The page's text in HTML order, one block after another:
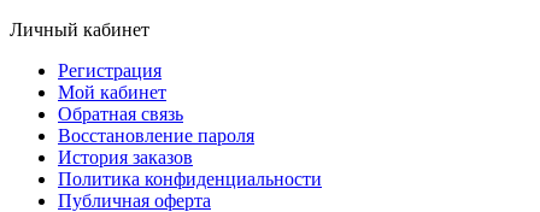
Личный кабинет
Регистрация
Мой кабинет
Обратная связь
Восстановление пароля
История заказов
Политика конфиденциальности
Публичная оферта